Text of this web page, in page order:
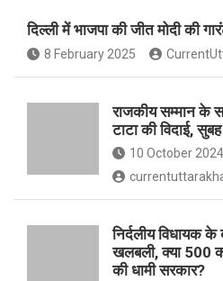
ce
b
o
o
at
s
A
p
p
दिल्ली में भाजपा की जीत मोदी की
8 February 2025
राजकीय सम्मान के
टाटा की विदाई,
10 October 2024
निर्दलीय विधायक
खलबली, क्‍या 500
की धामी सरकार?